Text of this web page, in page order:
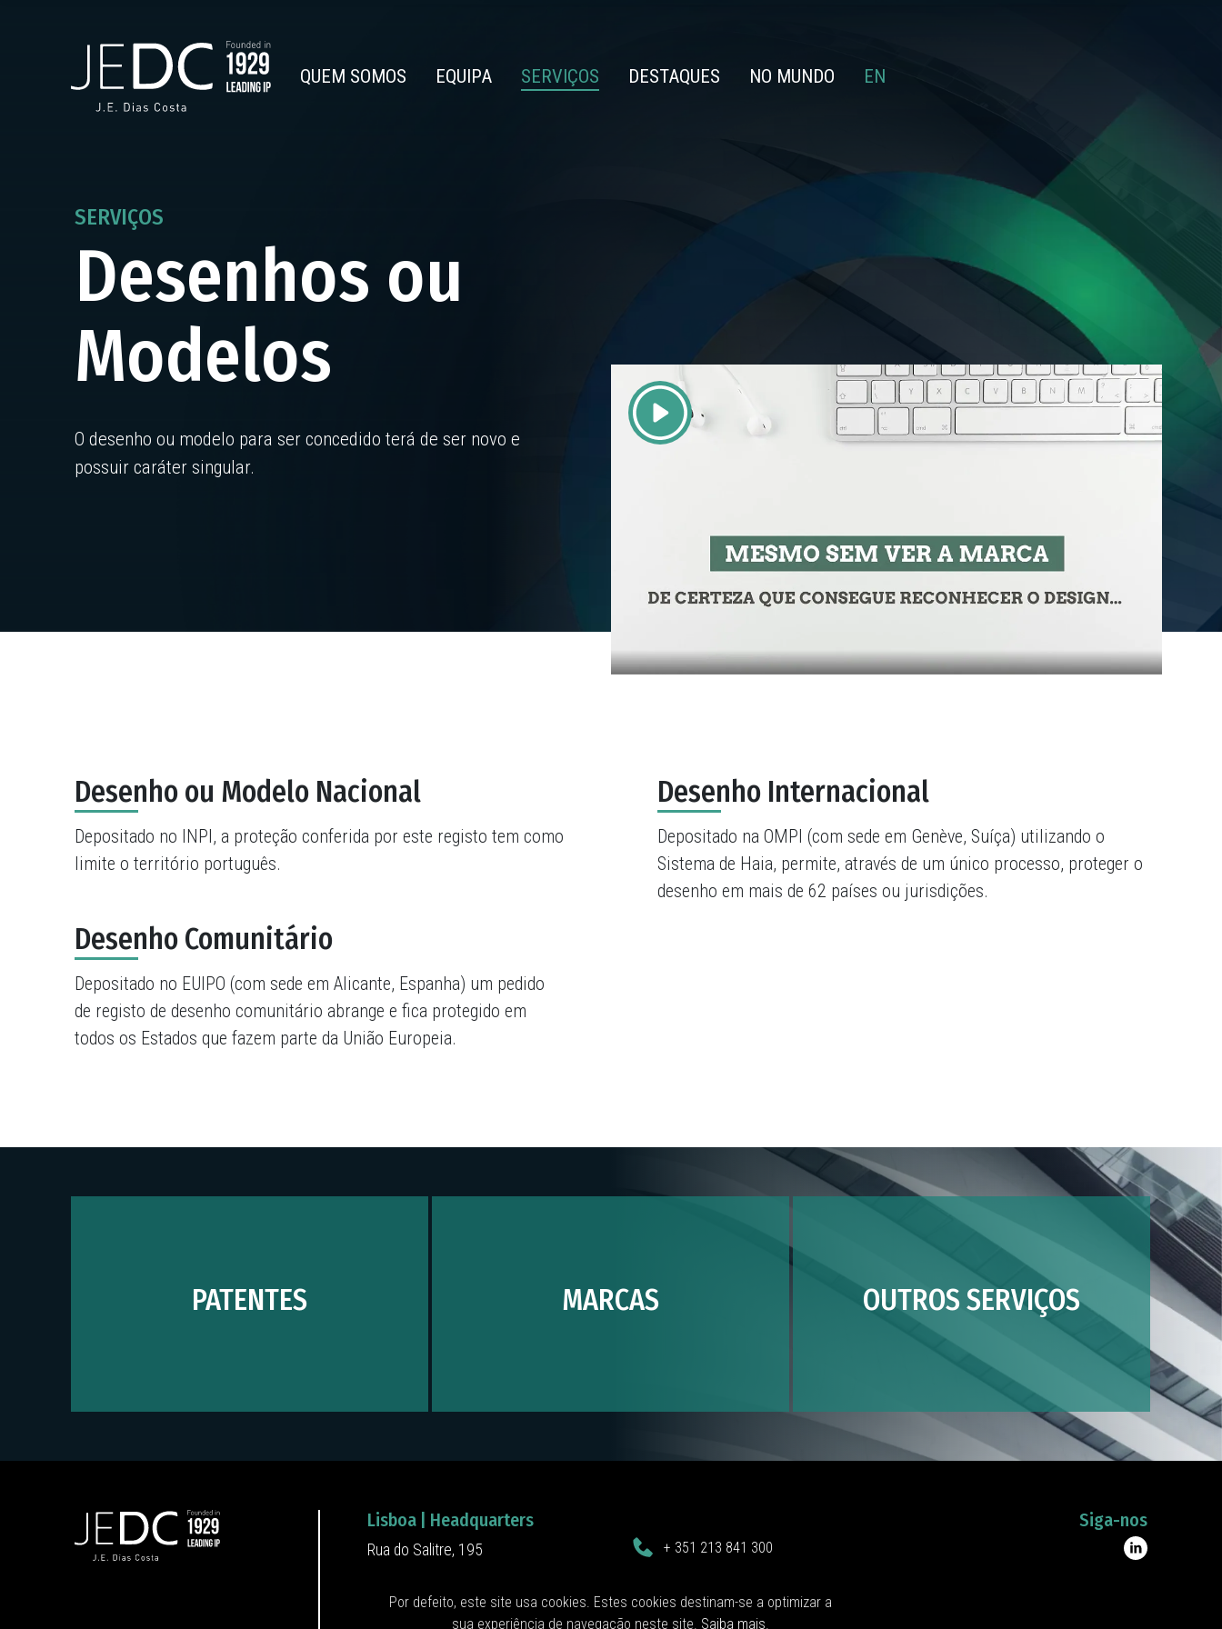
QUEM SOMOS EQUIPA SERVIÇOS DESTAQUES NO MUNDO EN
SERVIÇOS
Desenhos ou
Modelos
O desenho ou modelo para ser concedido terá de ser novo e
possuir caráter singular.
Desenho ou Modelo Nacional
Depositado no INPI, a proteção conferida por este registo tem como
limite o território português.
Desenho Comunitário
Depositado no EUIPO (com sede em Alicante, Espanha) um pedido
de registo de desenho comunitário abrange e fica protegido em
todos os Estados que fazem parte da União Europeia.
Desenho Internacional
Depositado na OMPI (com sede em Genève, Suíça) utilizando o
Sistema de Haia, permite, através de um único processo, proteger o
desenho em mais de 62 países ou jurisdições.
PATENTES MARCAS OUTROS SERVIÇOS
Lisboa | Headquarters
Rua do Salitre, 195
Portugal
+ 351 213 841 300
jedc@jedc.pt
Siga-nos
Por defeito, este site usa cookies. Estes cookies destinam-se a optimizar a
sua experiência de navegação neste site. Saiba mais.